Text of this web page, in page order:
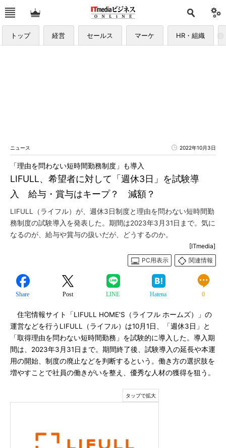
トップ 経営 セールス マーケ HR・組織
ニュース 2022年10月3日
LIFULL、希望者に対して「週休3日」を試験導
入 給与・賞与はキープ？ 減額？
「理由を問わない短時間勤務制度」も導入
LIFULL（ライフル）が、週休3日制度と理由を問わない短時間勤
務制度の試験導入を発表した。期間は2023年3月31日まで。気に
なるのが、給与や賞与の扱いだが、どうするのか。
[ITmedia]
PC用表示
関連情報
Share Post LINE Hatena 0
住宅情報サイト「LIFULL HOME'S（ライフル ホームズ）」の
運営などを行うLIFULL（ライフル）は10月1日、「週休3日」と
「取得理由を問わない短時間勤務」を試験的に導入した。導入期
間は、2023年3月31日まで。期間終了後、試験導入の延長や本運
用の開始、制度の廃止などを判断するという。働き方の選択肢を
増やすことで社員の働きがいを整え、優秀な人材の獲得を狙う。